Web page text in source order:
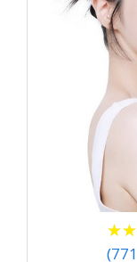
★★
★★
(771